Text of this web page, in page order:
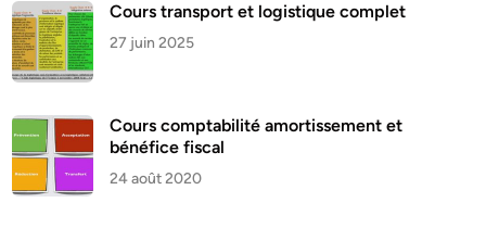
Cours transport et logistique complet
27 juin 2025
Cours comptabilité amortissement et
bénéfice fiscal
24 août 2020